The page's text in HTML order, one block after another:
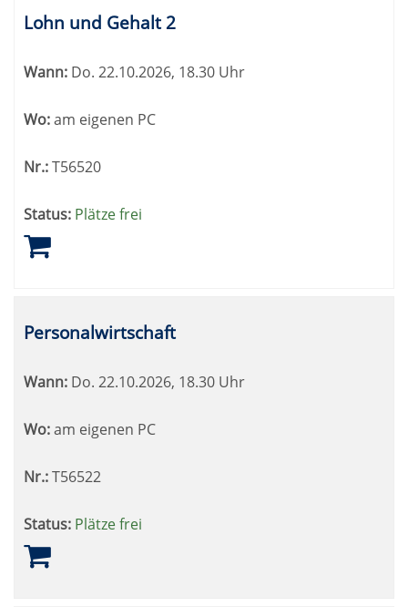
Lohn und Gehalt 2
Wann: Do. 22.10.2026, 18.30 Uhr
Wo:am eigenen PC
Nr.:T56520
Status: Plätze frei
Personalwirtschaft
Wann: Do. 22.10.2026, 18.30 Uhr
Wo:am eigenen PC
Nr.:T56522
Status: Plätze frei